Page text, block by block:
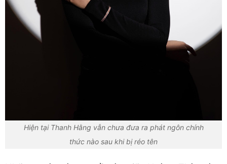
Hiện tại Thanh Hằng vẫn chưa đưa ra phát ngôn chính
thức nào sau khi bị réo tên